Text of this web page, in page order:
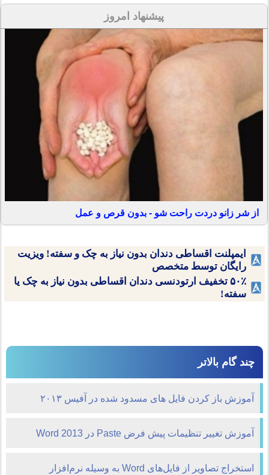
پیشنهاد امروز
از شر زانو دردت راحت شو - بدون قرص و عمل
ایمپلنت اقساطی دندان بدون نیاز به چک و سفته! ویزیت
رایگان توسط متخصص
۵۰٪ تخفیف ارتودنسی دندان اقساطی بدون نیاز به چک یا
سفته!
چند گام بالاتر
آموزش باز کردن فایل های مسدود شده در آفیس ۲۰۱۳
آموزش تغییر تنظیمات پیش فرض Paste در Word 2013
استخراج تصاویر از فایل‌های Word به وسیله نرم‌افزار